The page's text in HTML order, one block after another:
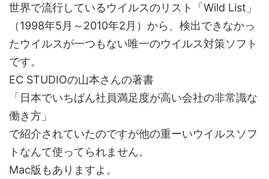
世界で流行しているウイルスのリスト「Wild List」
（1998年5月～2010年2月）から、検出できなかっ
たウイルスが一つもない唯一のウイルス対策ソフト
です。
EC STUDIOの山本さんの著書
「日本でいちばん社員満足度が高い会社の非常識な
働き方」
で紹介されていたのですが他の重ーいウイルスソフ
トなんて使ってられません。
Mac版もありますよ。